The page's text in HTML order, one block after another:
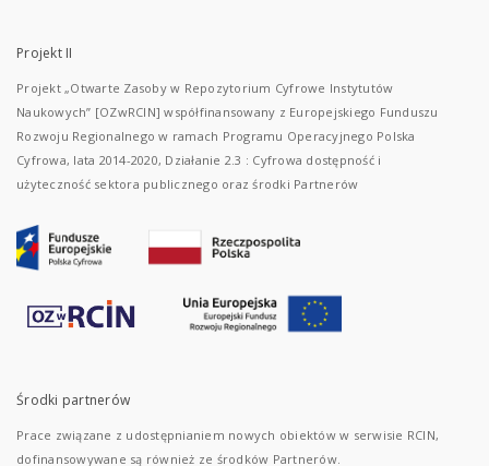
Projekt II
Projekt „Otwarte Zasoby w Repozytorium Cyfrowe Instytutów
Naukowych” [OZwRCIN] współfinansowany z Europejskiego Funduszu
Rozwoju Regionalnego w ramach Programu Operacyjnego Polska
Cyfrowa, lata 2014-2020, Działanie 2.3 : Cyfrowa dostępność i
użyteczność sektora publicznego oraz środki Partnerów
Środki partnerów
Prace związane z udostępnianiem nowych obiektów w serwisie RCIN,
dofinansowywane są również ze środków Partnerów.